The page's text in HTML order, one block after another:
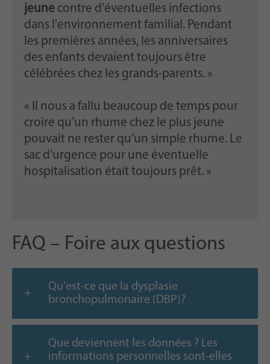
jeune contre d'éventuelles infections
dans l'environnement familial. Pendant
les premières années, les anniversaires
des enfants devaient toujours être
célébrées chez les grands-parents. »
« Il nous a fallu beaucoup de temps pour
croire qu'un rhume chez le plus jeune
pouvait ne rester qu’un simple rhume. Le
sac d'urgence pour une éventuelle
hospitalisation était toujours prêt. »
FAQ – Foire aux questions
Qu'est-ce que la dysplasie
bronchopulmonaire (DBP)?
Que deviennent les données ? Les
informations personnelles sont-elles